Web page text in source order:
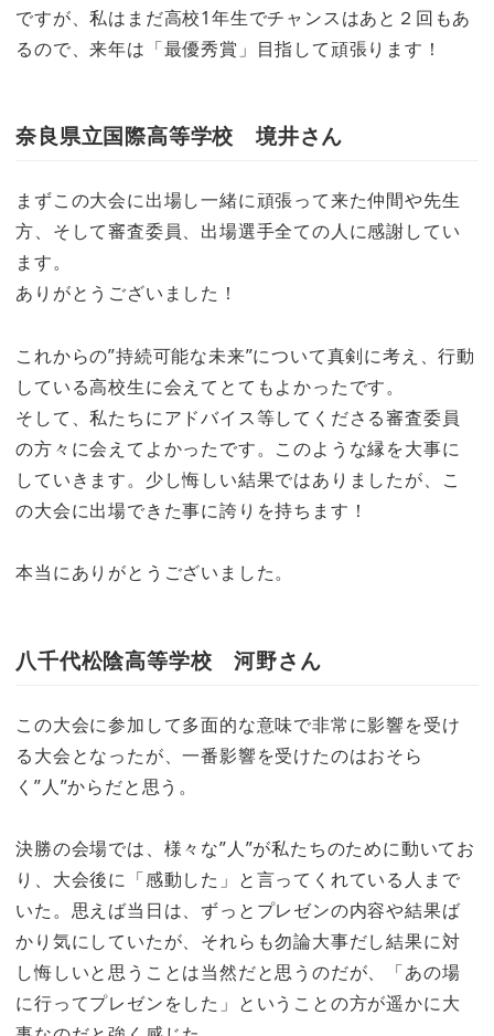
ですが、私はまだ高校1年生でチャンスはあと２回もあ
るので、来年は「最優秀賞」目指して頑張ります！
奈良県立国際高等学校 境井さん
まずこの大会に出場し一緒に頑張って来た仲間や先生
方、そして審査委員、出場選手全ての人に感謝してい
ます。
ありがとうございました！
これからの”持続可能な未来”について真剣に考え、行動
している高校生に会えてとてもよかったです。
そして、私たちにアドバイス等してくださる審査委員
の方々に会えてよかったです。このような縁を大事に
していきます。少し悔しい結果ではありましたが、こ
の大会に出場できた事に誇りを持ちます！
本当にありがとうございました。
八千代松陰高等学校 河野さん
この大会に参加して多面的な意味で非常に影響を受け
る大会となったが、一番影響を受けたのはおそら
く”人”からだと思う。
決勝の会場では、様々な”人”が私たちのために動いてお
り、大会後に「感動した」と言ってくれている人まで
いた。思えば当日は、ずっとプレゼンの内容や結果ば
かり気にしていたが、それらも勿論大事だし結果に対
し悔しいと思うことは当然だと思うのだが、「あの場
に行ってプレゼンをした」ということの方が遥かに大